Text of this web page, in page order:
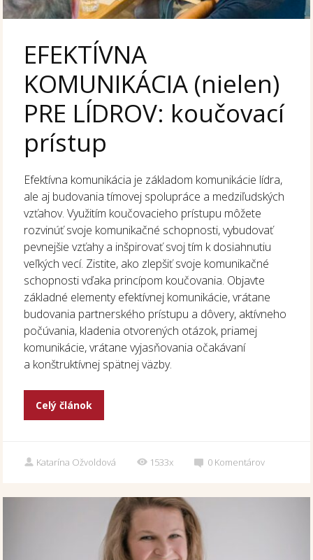
EFEKTÍVNA
KOMUNIKÁCIA (nielen)
PRE LÍDROV: koučovací
prístup
Efektívna komunikácia je základom komunikácie lídra,
ale aj budovania tímovej spolupráce a medziľudských
vzťahov. Využitím koučovacieho prístupu môžete
rozvinúť svoje komunikačné schopnosti, vybudovať
pevnejšie vzťahy a inšpirovať svoj tím k dosiahnutiu
veľkých vecí. Zistite, ako zlepšiť svoje komunikačné
schopnosti vďaka princípom koučovania. Objavte
základné elementy efektívnej komunikácie, vrátane
budovania partnerského prístupu a dôvery, aktívneho
počúvania, kladenia otvorených otázok, priamej
komunikácie, vrátane vyjasňovania očakávaní
a konštruktívnej spätnej väzby.
Celý článok
Katarína Ožvoldová 1533x 0 Komentárov